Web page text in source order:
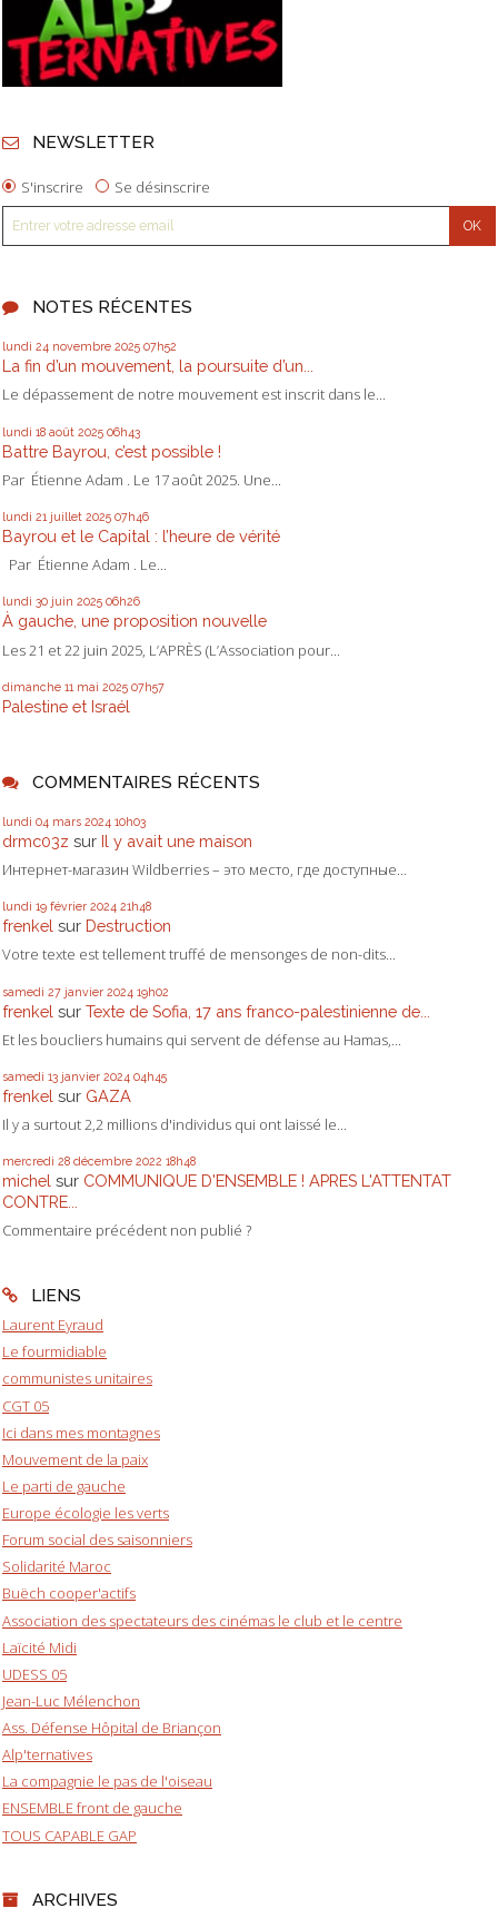
NEWSLETTER
S'inscrire Se désinscrire
NOTES RÉCENTES
lundi 24 novembre 2025 07h52
La fin d’un mouvement, la poursuite d’un...
Le dépassement de notre mouvement est inscrit dans le...
lundi 18 août 2025 06h43
Battre Bayrou, c’est possible !
Par Étienne Adam . Le 17 août 2025. Une...
lundi 21 juillet 2025 07h46
Bayrou et le Capital : l’heure de vérité
Par Étienne Adam . Le...
lundi 30 juin 2025 06h26
À gauche, une proposition nouvelle
Les 21 et 22 juin 2025, L’APRÈS (L’Association pour...
dimanche 11 mai 2025 07h57
Palestine et Israél
COMMENTAIRES RÉCENTS
lundi 04 mars 2024 10h03
drmc03z sur Il y avait une maison
Интернет-магазин Wildberries – это место, где доступные...
lundi 19 février 2024 21h48
frenkel sur Destruction
Votre texte est tellement truffé de mensonges de non-dits...
samedi 27 janvier 2024 19h02
frenkel sur Texte de Sofia, 17 ans franco-palestinienne de...
Et les boucliers humains qui servent de défense au Hamas,...
samedi 13 janvier 2024 04h45
frenkel sur GAZA
Il y a surtout 2,2 millions d'individus qui ont laissé le...
mercredi 28 décembre 2022 18h48
michel sur COMMUNIQUE D'ENSEMBLE ! APRES L'ATTENTAT
CONTRE...
Commentaire précédent non publié ?
LIENS
Laurent Eyraud
Le fourmidiable
communistes unitaires
CGT 05
Ici dans mes montagnes
Mouvement de la paix
Le parti de gauche
Europe écologie les verts
Forum social des saisonniers
Solidarité Maroc
Buëch cooper'actifs
Association des spectateurs des cinémas le club et le centre
Laïcité Midi
UDESS 05
Jean-Luc Mélenchon
Ass. Défense Hôpital de Briançon
Alp'ternatives
La compagnie le pas de l'oiseau
ENSEMBLE front de gauche
TOUS CAPABLE GAP
ARCHIVES